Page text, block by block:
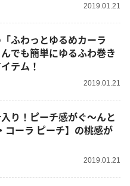
2019.01.21
「ふわっとゆるめカーラ
でも簡単にゆるふわ巻き
テム！
2019.01.21
り！ピーチ感がぐ～んと
コーラ ピーチ】の桃感が
2019.01.21